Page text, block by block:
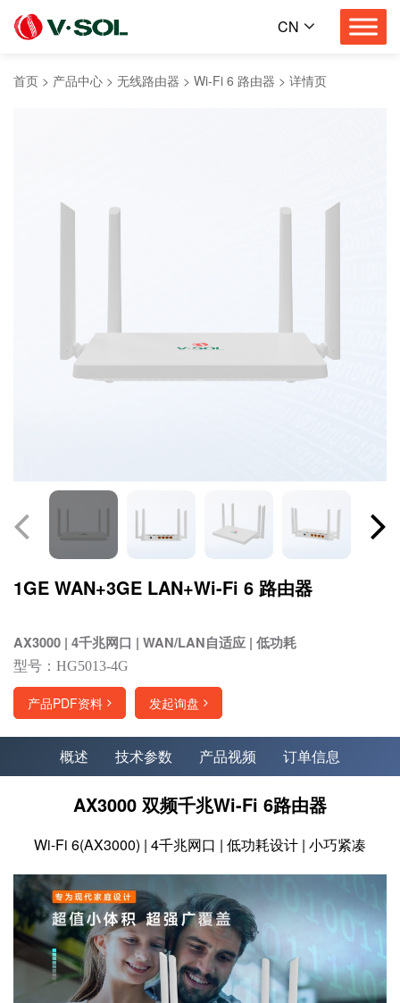
CN
首页 > 产品中心 > 无线路由器 > Wi-Fi 6 路由器 > 详情页
1GE WAN+3GE LAN+Wi-Fi 6 路由器
AX3000 | 4千兆网口 | WAN/LAN自适应 | 低功耗
型号：HG5013-4G
产品PDF资料 发起询盘
概述 技术参数 产品视频 订单信息
AX3000 双频千兆Wi-Fi 6路由器
Wi-Fi 6(AX3000) | 4千兆网口 | 低功耗设计 | 小巧紧凑